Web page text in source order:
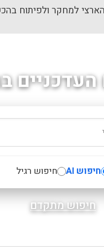
למחקר ולפיתוח
חיפוש AI חיפוש רגיל
חיפוש מתקדם